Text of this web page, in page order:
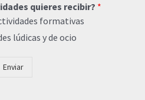
quieres recibir? *
formativas
lúdicas y de ocio
Enviar